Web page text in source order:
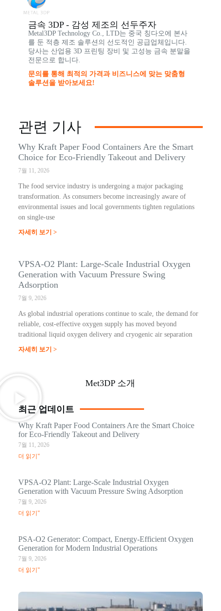
금속 3DP - 감성 제조의 선두주자
Metal3DP Technology Co., LTD는 중국 칭다오에 본사
를 둔 적층 제조 솔루션의 선도적인 공급업체입니다.
당사는 산업용 3D 프린팅 장비 및 고성능 금속 분말을
전문으로 합니다.
문의를 통해 최적의 가격과 비즈니스에 맞는 맞춤형
솔루션을 받아보세요!
관련 기사
Why Kraft Paper Food Containers Are the Smart
Choice for Eco-Friendly Takeout and Delivery
7월 11, 2026
The food service industry is undergoing a major packaging
transformation. As consumers become increasingly aware of
environmental issues and local governments tighten regulations
on single-use
자세히 보기 >
VPSA-O2 Plant: Large-Scale Industrial Oxygen
Generation with Vacuum Pressure Swing
Adsorption
7월 9, 2026
As global industrial operations continue to scale, the demand for
reliable, cost-effective oxygen supply has moved beyond
traditional liquid oxygen delivery and cryogenic air separation
자세히 보기 >
Met3DP 소개
최근 업데이트
Why Kraft Paper Food Containers Are the Smart Choice
for Eco-Friendly Takeout and Delivery
7월 11, 2026
더 읽기"
VPSA-O2 Plant: Large-Scale Industrial Oxygen
Generation with Vacuum Pressure Swing Adsorption
7월 9, 2026
더 읽기"
PSA-O2 Generator: Compact, Energy-Efficient Oxygen
Generation for Modern Industrial Operations
7월 9, 2026
더 읽기"